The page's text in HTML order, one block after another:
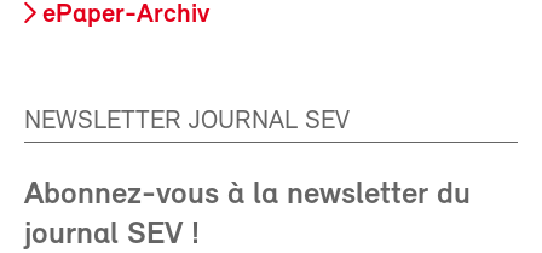
ePaper-Archiv
NEWSLETTER JOURNAL SEV
Abonnez-vous à la newsletter du
journal SEV !